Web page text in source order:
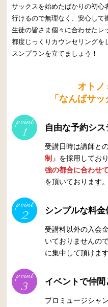
サックスを始めたばかりの初心
行けるので無理なく、安心して
生徒の皆さま個々に合わせたレ
都度じっくりカウンセリングを
スンプランを立てましょう！
オトノ
「なんばサ
point
1 自由な予約シス
受講日時は講師と
制」 を採用してお
強の都合に合わせ
を頂いております。
point
2 シンプルな料金
受講料以外の入会
いておりませんの
に集中して頂けます
point
3 イベントで仲間
プロミュージシャ